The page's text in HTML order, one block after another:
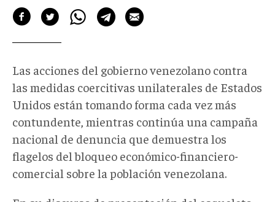
Las acciones del gobierno venezolano contra
las medidas coercitivas unilaterales de Estados
Unidos están tomando forma cada vez más
contundente, mientras continúa una campaña
nacional de denuncia que demuestra los
flagelos del bloqueo económico-financiero-
comercial sobre la población venezolana.